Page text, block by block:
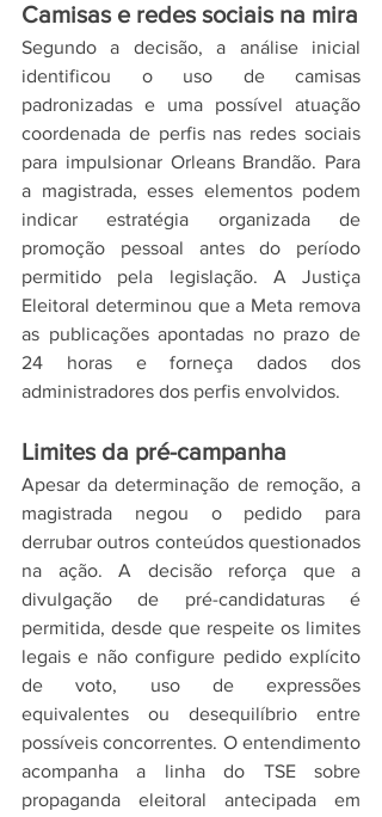
Camisas e redes sociais na mira
Segundo a decisão, a análise inicial
identificou o uso de camisas
padronizadas e uma possível atuação
coordenada de perfis nas redes sociais
para impulsionar Orleans Brandão. Para
a magistrada, esses elementos podem
indicar estratégia organizada de
promoção pessoal antes do período
permitido pela legislação. A Justiça
Eleitoral determinou que a Meta remova
as publicações apontadas no prazo de
24 horas e forneça dados dos
administradores dos perfis envolvidos.
Limites da pré-campanha
Apesar da determinação de remoção, a
magistrada negou o pedido para
derrubar outros conteúdos questionados
na ação. A decisão reforça que a
divulgação de pré-candidaturas é
permitida, desde que respeite os limites
legais e não configure pedido explícito
de voto, uso de expressões
equivalentes ou desequilíbrio entre
possíveis concorrentes. O entendimento
acompanha a linha do TSE sobre
propaganda eleitoral antecipada em